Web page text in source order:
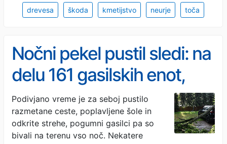
drevesa škoda kmetijstvo neurje toča
Nočni pekel pustil sledi: na
delu 161 gasilskih enot,
odkrite strehe, podrta
drevesa
Podivjano vreme je za seboj pustilo
razmetane ceste, poplavljene šole in
odkrite strehe, pogumni gasilci pa so
bivali na terenu vso noč. Nekatere